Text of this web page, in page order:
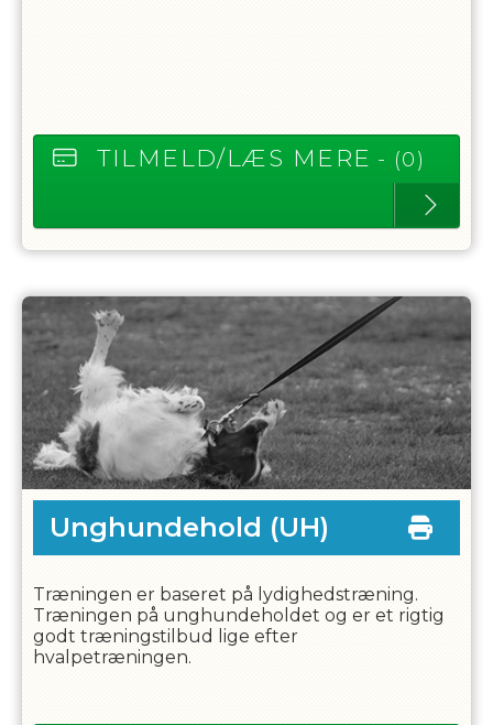
TILMELD/LÆS MERE - (0)
Unghundehold (UH)
Træningen er baseret på lydighedstræning.
Træningen på unghundeholdet og er et rigtig
godt træningstilbud lige efter
hvalpetræningen.